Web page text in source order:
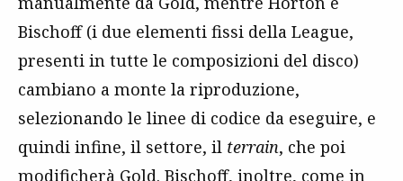
Bischoff (i due elementi fissi della League,
presenti in tutte le composizioni del disco)
cambiano a monte la riproduzione,
selezionando le linee di codice da eseguire, e
quindi infine, il settore, il terrain, che poi
modificherà Gold. Bischoff, inoltre, come in